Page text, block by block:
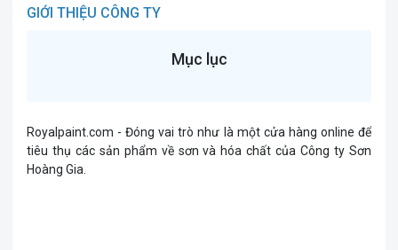
GIỚI THIỆU CÔNG TY
Mục lục
Royalpaint.com - Đóng vai trò như là một cửa hàng online để
tiêu thụ các sản phẩm về sơn và hóa chất của Công ty Sơn
Hoàng Gia.